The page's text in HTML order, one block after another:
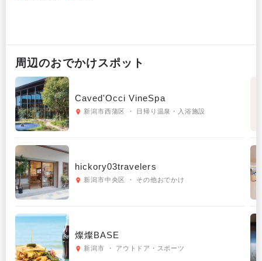
周辺のおでかけスポット
Caved'Occi VineSpa
新潟市西蒲区 ・ 日帰り温泉・入浴施設
hickory03travelers
新潟市中央区 ・ その他おでかけ
燦燦BASE
新潟市 ・ アウトドア・スポーツ